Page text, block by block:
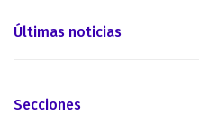
Últimas noticias
Secciones